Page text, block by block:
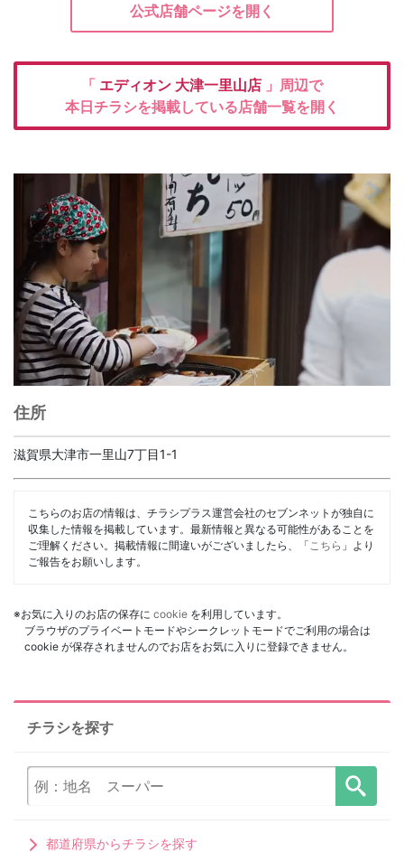
公式店舗ページを開く
「 エディオン 大津一里山店 」周辺で
本日チラシを掲載している店舗一覧を開く
住所
滋賀県大津市一里山7丁目1-1
こちらのお店の情報は、チラシプラス運営会社のセブンネットが独自に
収集した情報を掲載しています。最新情報と異なる可能性があることを
ご理解ください。掲載情報に間違いがございましたら、「 こちら 」より
ご報告をお願いします。
※お気に入りのお店の保存に cookie を利用しています。
ブラウザのプライベートモードやシークレットモードでご利用の場合は
cookie が保存されませんのでお店をお気に入りに登録できません。
チラシを探す
都道府県からチラシを探す